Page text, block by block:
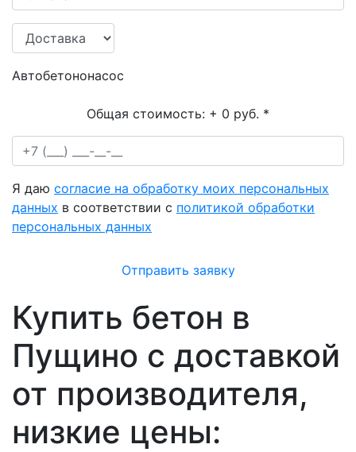
Автобетононасос
Общая стоимость: + 0 руб. *
Я даю согласие на обработку моих персональных
данных в соответствии с политикой обработки
персональных данных
Отправить заявку
Купить бетон в
Пущино с доставкой
от производителя,
низкие цены: